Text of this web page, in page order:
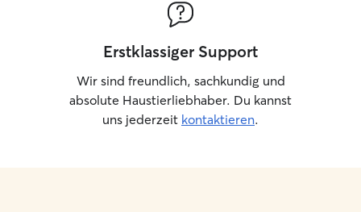
Erstklassiger Support
Wir sind freundlich, sachkundig und
absolute Haustierliebhaber. Du kannst
uns jederzeit kontaktieren.